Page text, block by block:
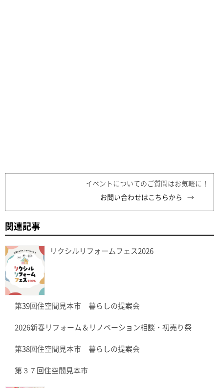
イベントについてのご質問はお気軽に！
お問い合わせはこちらから
関連記事
リクシルリフォームフェス2026
第39回住空間見本市 暮らしの提案会
2026新春リフォーム＆リノベーション相談・初売り祭
第38回住空間見本市 暮らしの提案会
第３７回住空間見本市